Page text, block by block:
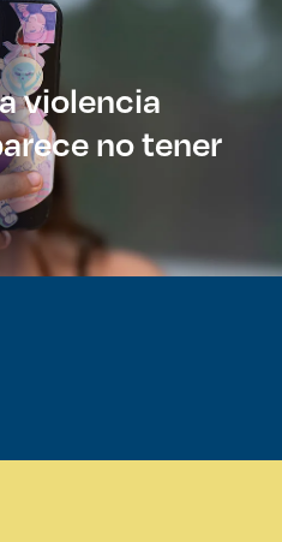
violencia
no tener